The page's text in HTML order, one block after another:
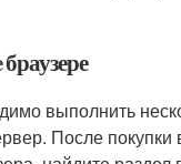
выполнить
После